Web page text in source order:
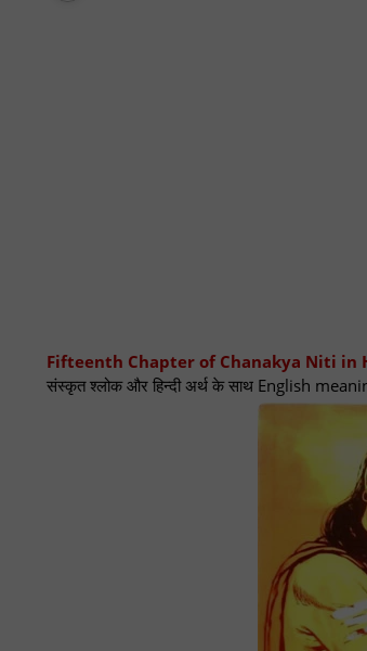
Fifteenth Chapter of Chanakya Niti in
संस्कृत श्लोक और हिन्दी अर्थ के साथ English